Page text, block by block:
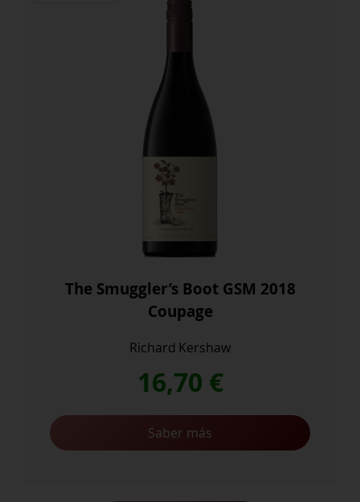
The Smuggler’s Boot GSM 2018
Coupage
Richard Kershaw
16,70 €
Saber más